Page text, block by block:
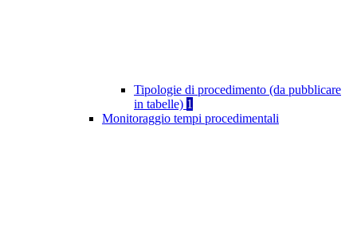
Tipologie di procedimento (da pubblicare
in tabelle) 1
Monitoraggio tempi procedimentali